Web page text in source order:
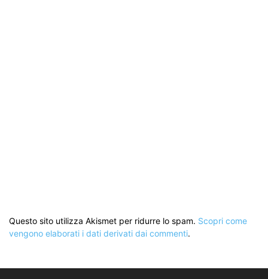
Questo sito utilizza Akismet per ridurre lo spam. Scopri come
vengono elaborati i dati derivati dai commenti.